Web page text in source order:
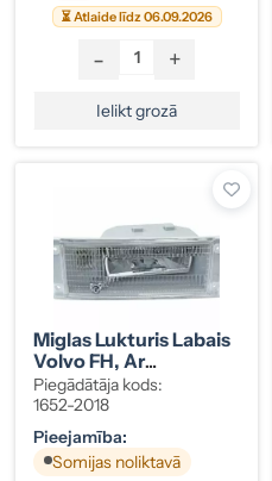
⏳ Atlaide līdz 06.09.2026
- +
Ielikt grozā
Miglas Lukturis Labais
Volvo FH, Ar
Gabarītgaismu
Piegādātāja kods:
1652-2018
Pieejamība:
Somijas noliktavā